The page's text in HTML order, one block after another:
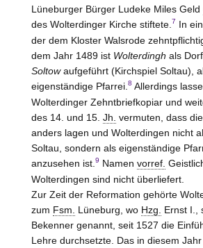
Lüneburger Bürger Ludeke Miles Geld
des Wolterdinger Kirche stiftete. 7 In
der dem Kloster Walsrode
dem Jahr 1489 ist Wolterdingh als
Soltowaufgeführt (Kirchspiel Soltau),
eigenständige Pfarrei. 8 Allerdings
Wolterdinger Zehntbriefkopiar und
des 14. und 15. Jh. vermuten, dass
anders lagen und Wolterdingen nicht
Soltau, sondern als eigenständige
anzusehen ist. 9 Namen vorref.
Wolterdingen sind nicht überliefert.
Zur Zeit der Reformation gehörte
zum Fsm. Lüneburg, wo Hzg.
Ernst I.,
Bekenner genannt, seit 1527 die
Lehre durchsetzte. Das in diesem